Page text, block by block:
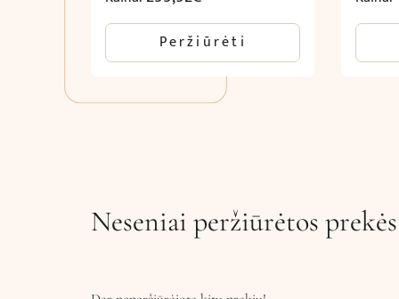
Peržiūrėti
Neseniai peržiūrėtos prekės